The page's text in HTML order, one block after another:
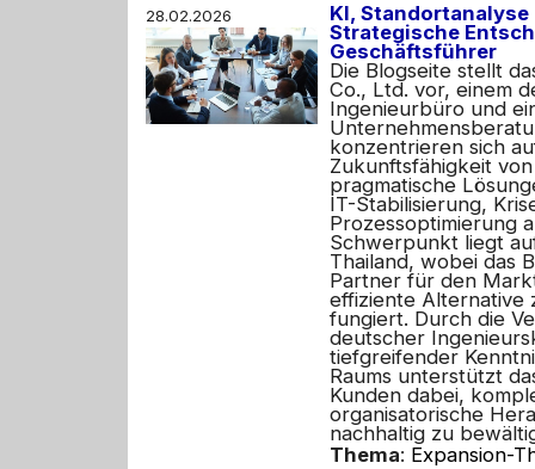
28.02.2026
KI,
Strategische
Geschäftsführer
Die Blogseite stellt
Co., Ltd. vor, einem
Ingenieurbüro und
konzentrieren sich
Zukunftsfähigkeit
pragmatische
IT-Stabilisierung,
Prozessoptimierung
Schwerpunkt liegt
Thailand, wobei das
Partner für den
effiziente Alternative
fungiert. Durch die
deutscher
tiefgreifender
Raums unterstützt
Kunden dabei,
organisatorische
nachhaltig zu
Thema: Expansion-